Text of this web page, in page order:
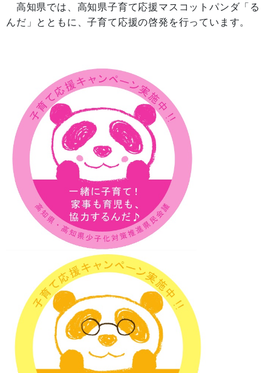
高知県では、高知県子育て応援マスコットパンダ「る
んだ」とともに、子育て応援の啓発を行っています。